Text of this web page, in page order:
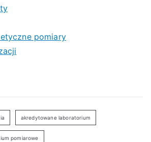
pomiary
akredytowane laboratorium
pomiarowe